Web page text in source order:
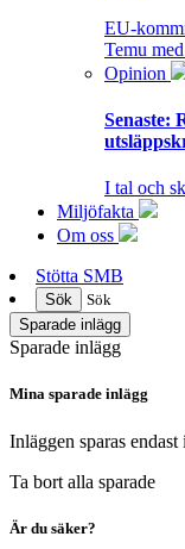
EU-
Temu
Opinion
Senaste:
I tal och
Miljöfakta
Om oss
Stötta SMB
Sök
Sök
Sparade inlägg
Sparade inlägg
Mina sparade inlägg
Inläggen sparas
Ta bort alla sparade
Är du säker?